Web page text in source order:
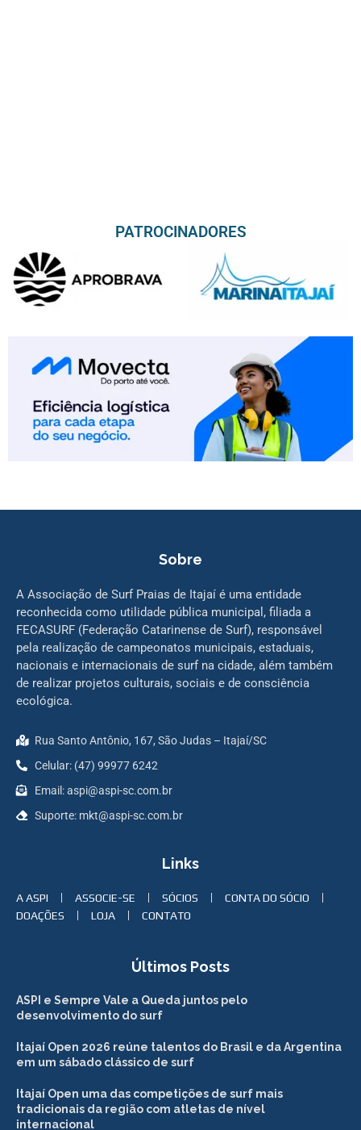
PATROCINADORES
Sobre
A Associação de Surf Praias de Itajaí é uma entidade
reconhecida como utilidade pública municipal, filiada a
FECASURF (Federação Catarinense de Surf), responsável
pela realização de campeonatos municipais, estaduais,
nacionais e internacionais de surf na cidade, além também
de realizar projetos culturais, sociais e de consciência
ecológica.
Rua Santo Antônio, 167, São Judas – Itajaí/SC
Celular: (47) 99977 6242
Email: aspi@aspi-sc.com.br
Suporte: mkt@aspi-sc.com.br
Links
A ASPI ASSOCIE-SE SÓCIOS
CONTA DO SÓCIO
DOAÇÕES
LOJA CONTATO
Últimos Posts
ASPI e Sempre Vale a Queda juntos pelo
desenvolvimento do surf
Itajaí Open 2026 reúne talentos do Brasil e da Argentina
em um sábado clássico de surf
Itajaí Open uma das competições de surf mais
tradicionais da região com atletas de nível
internacional